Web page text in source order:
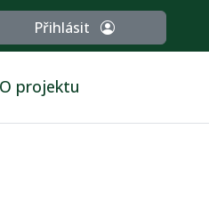
Přihlásit
O projektu